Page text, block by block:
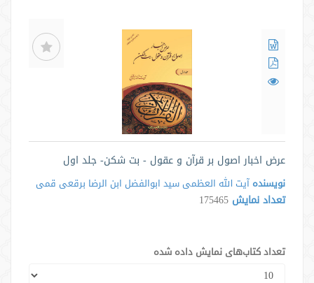
عرض اخبار اصول بر قرآن و عقول - بت شکن- جلد اول
نویسنده آیت الله العظمی سید ابوالفضل ابن الرضا برقعی قمی
تعداد نمایش 175465
تعداد کتاب‌های نمایش داده شده